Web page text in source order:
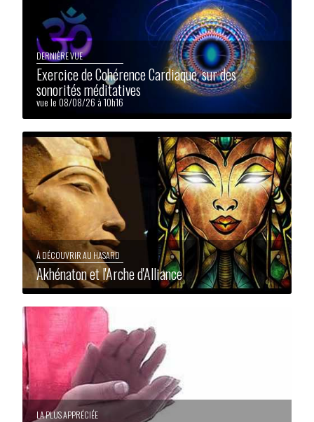
DERNIÈRE VUE
Exercice de Cohérence Cardiaque, sur des
sonorités méditatives
vue le 08/08/26 à 10h16
À DÉCOUVRIR AU HASARD
Akhénaton et l'Arche d'Alliance
LA PLUS APPRÉCIÉE